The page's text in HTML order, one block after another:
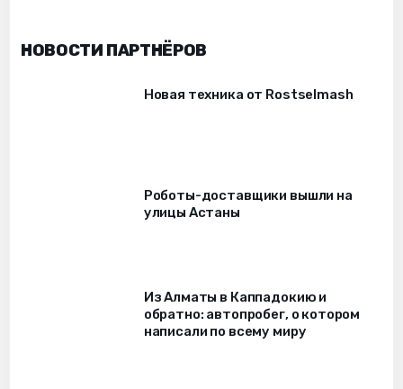
НОВОСТИ ПАРТНЁРОВ
Новая техника от Rostselmash
Роботы-доставщики вышли на
улицы Астаны
Из Алматы в Каппадокию и
обратно: автопробег, о котором
написали по всему миру